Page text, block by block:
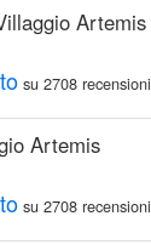
Artemis
su 2708 recensioni
Artemis
su 2708 recensioni